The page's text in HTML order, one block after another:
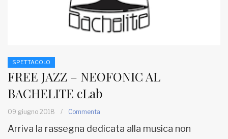
SPETTACOLO
FREE JAZZ – NEOFONIC AL
BACHELITE cLab
09 giugno 2018 / Commenta
Arriva la rassegna dedicata alla musica non